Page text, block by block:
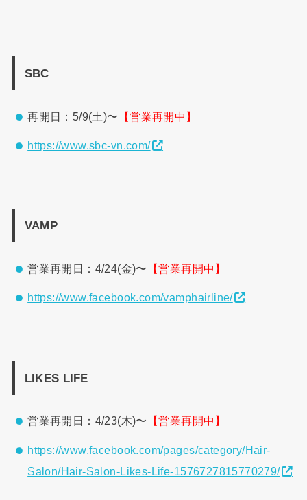
SBC
再開日：5/9(土)〜 【営業再開中】
https://www.sbc-vn.com/
VAMP
営業再開日：4/24(金)〜 【営業再開中】
https://www.facebook.com/vamphairline/
LIKES LIFE
営業再開日：4/23(木)〜 【営業再開中】
https://www.facebook.com/pages/category/Hair-
Salon/Hair-Salon-Likes-Life-1576727815770279/